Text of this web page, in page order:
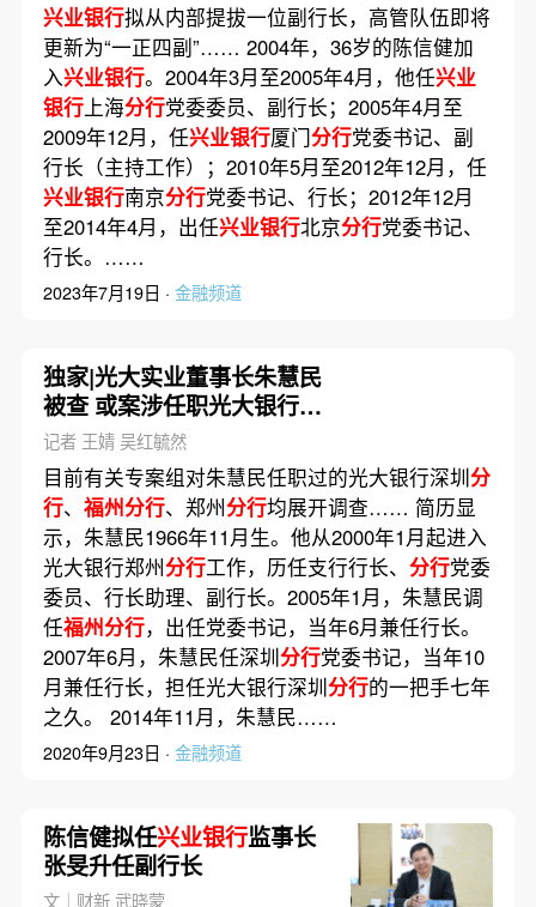
兴业银行拟从内部提拔一位副行长，高管队伍即将
更新为“一正四副”…… 2004年，36岁的陈信健加
入兴业银行。2004年3月至2005年4月，他任兴业
银行上海分行党委委员、副行长；2005年4月至
2009年12月，任兴业银行厦门分行党委书记、副
行长（主持工作）；2010年5月至2012年12月，任
兴业银行南京分行党委书记、行长；2012年12月
至2014年4月，出任兴业银行北京分行党委书记、
行长。……
2023年7月19日 · 金融频道
独家|光大实业董事长朱慧民
被查 或案涉任职光大银行期
间的利益输送
记者 王婧 吴红毓然
目前有关专案组对朱慧民任职过的光大银行深圳分
行、 福州分行、郑州分行均展开调查…… 简历显
示，朱慧民1966年11月生。他从2000年1月起进入
光大银行郑州分行工作，历任支行行长、 分行党委
委员、行长助理、副行长。2005年1月，朱慧民调
任福州分行，出任党委书记，当年6月兼任行长。
2007年6月，朱慧民任深圳分行党委书记，当年10
月兼任行长，担任光大银行深圳分行的一把手七年
之久。 2014年11月，朱慧民……
2020年9月23日 · 金融频道
陈信健拟任兴业银行监事长
张旻升任副行长
文｜财新 武晓蒙